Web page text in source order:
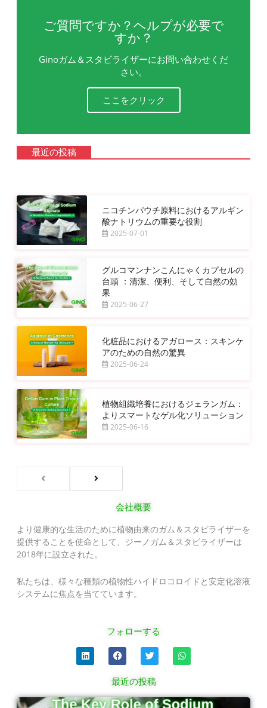
ご質問ですか？ヘルプが必要で
すか？
Ginoガム＆スタビライザーにお問い合わせくだ
さい。
ここをクリック
最近の投稿
ニコチンパウチ原料におけるアルギン
酸ナトリウムの重要な役割
2025-07-01
グルコマンナンこんにゃくカプセルの
台頭 ：清潔、便利、そして自然の効
果
2025-06-27
化粧品におけるアガロース：スキンケ
アのための自然の驚異
2025-06-24
植物組織培養におけるジェランガム：
よりスマートなゲル化ソリューション
2025-06-16
会社概要
より健康的な生活のために植物由来のガム＆スタビライザーを
提供することを使命として、ジーノガム＆スタビライザーは
2018年に設立された。
私たちは、様々な種類の植物性ハイドロコロイドと安定化溶液
システムに焦点を当てています。
フォローする
リ
ン
ク
ン
フ
ェ
イ
ス
ブ
ッ
ク
ツ
イ
ッ
タ
ー
W
h
a
a
p
最近の投稿
ペ ペ ペ
ペ